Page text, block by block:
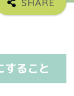
すること